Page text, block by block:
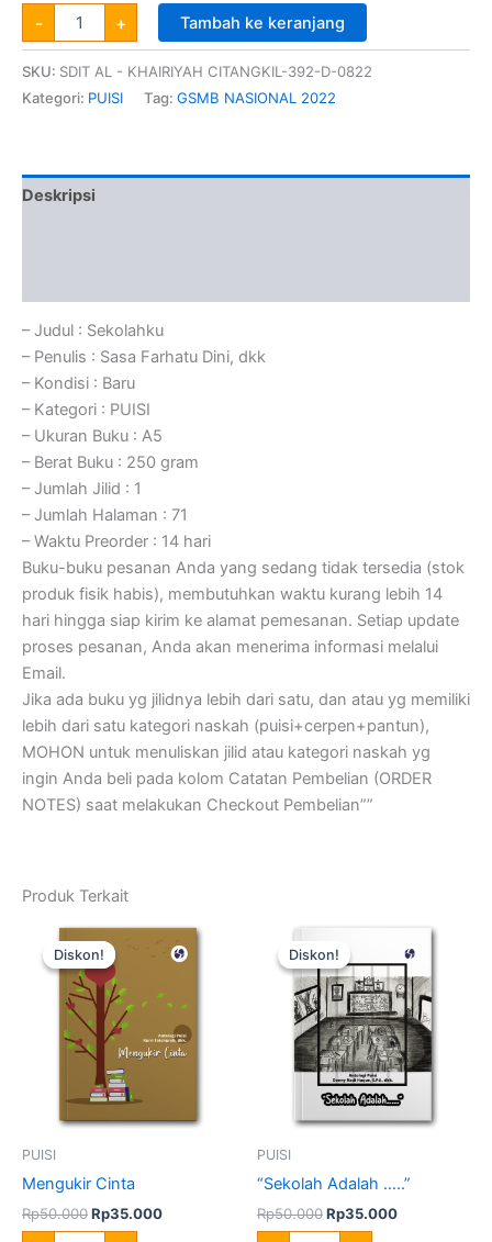
- + Tambah ke keranjang
SKU: SDIT AL - KHAIRIYAH CITANGKIL-392-D-0822
Kategori: PUISI Tag: GSMB NASIONAL 2022
Deskripsi
– Judul : Sekolahku
– Penulis : Sasa Farhatu Dini, dkk
– Kondisi : Baru
– Kategori : PUISI
– Ukuran Buku : A5
– Berat Buku : 250 gram
– Jumlah Jilid : 1
– Jumlah Halaman : 71
– Waktu Preorder : 14 hari
Buku-buku pesanan Anda yang sedang tidak tersedia (stok
produk fisik habis), membutuhkan waktu kurang lebih 14
hari hingga siap kirim ke alamat pemesanan. Setiap update
proses pesanan, Anda akan menerima informasi melalui
Email.
Jika ada buku yg jilidnya lebih dari satu, dan atau yg memiliki
lebih dari satu kategori naskah (puisi+cerpen+pantun),
MOHON untuk menuliskan jilid atau kategori naskah yg
ingin Anda beli pada kolom Catatan Pembelian (ORDER
NOTES) saat melakukan Checkout Pembelian””
Produk Terkait
Diskon!
Diskon!
PUISI
Mengukir Cinta
Rp50.000
Harga
aslinya
adalah:
Rp50.000.
Rp35.000
Harga
saat
ini
Rp35.000.
Kuantitas
Mengukir
Cinta
Diskon!
Diskon!
PUISI
“Sekolah Adalah …..”
Rp50.000
aslinya
adalah:
Rp50.000.
Rp35.000
Harga
saat
ini
adalah:
Rp35.000.
Kuantitas
"Sekolah
Adalah
....."